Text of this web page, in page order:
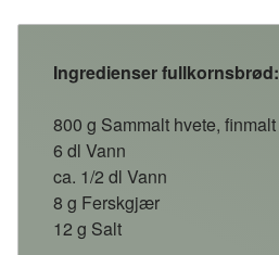
Ingredienser fullkornsbrød:
800 g Sammalt hvete, finmalt
6 dl Vann
ca. 1/2 dl Vann
8 g Ferskgjær
12 g Salt